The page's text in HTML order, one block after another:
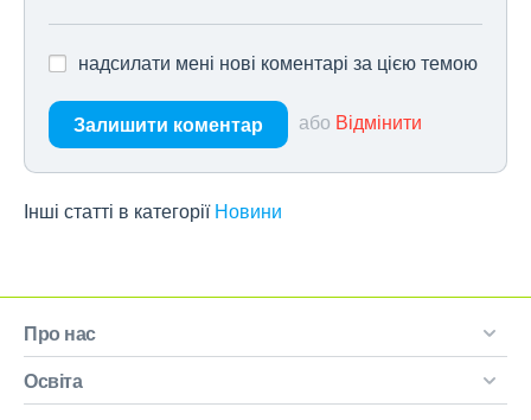
надсилати мені нові коментарі за цією темою
Залишити коментар або Відмінити
Інші статті в категорії Новини
Про нас
Освіта